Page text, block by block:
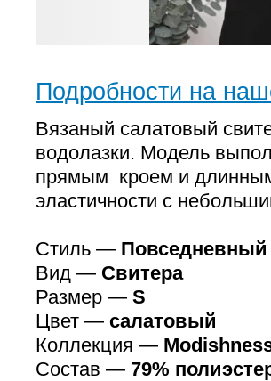
Подробности на
Вязаный салатовый
водолазки. Модель
прямым кроем и
эластичности с
Стиль — Повседневный
Вид — Свитера
Размер — S
Цвет — салатовый
Коллекция —
Состав — 79%